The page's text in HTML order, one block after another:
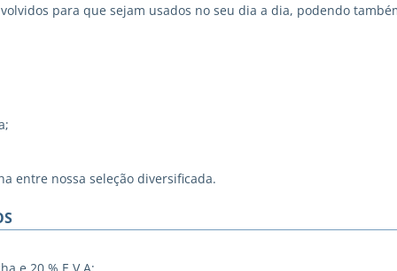
para que sejam usados no seu dia a dia, podendo
entre nossa seleção diversificada.